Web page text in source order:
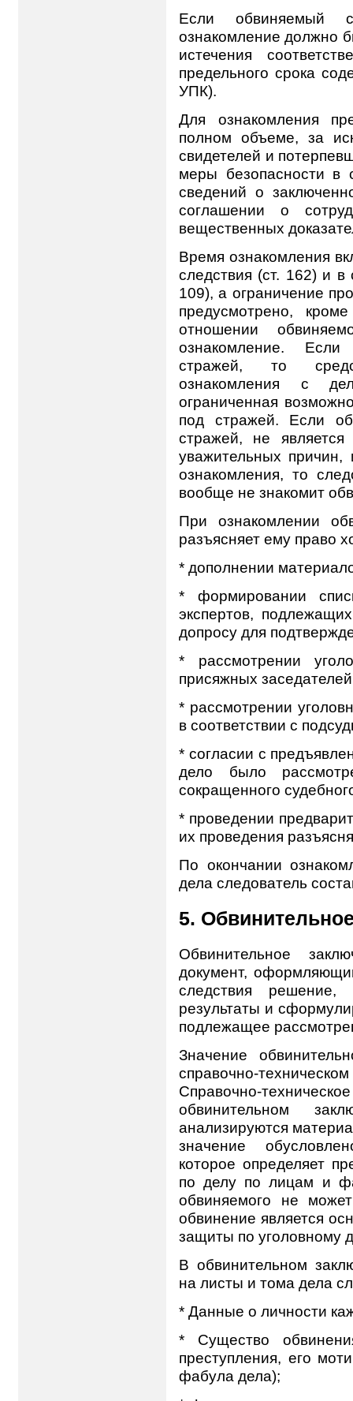
Если обвиняемый
ознакомление должно
истечения
предельного срока
УПК).
Для ознакомления
полном объеме, за
свидетелей и
меры безопасности в
сведений о
соглашении о
вещественных
Время ознакомления
следствия (ст. 162) и
109), а ограничение
предусмотрено,
отношении
ознакомление.
стражей, то
ознакомления с
ограниченная
под стражей. Если
стражей, не
уважительных
ознакомления, то
вообще не знакомит
При ознакомлении
разъясняет ему право
* дополнении
* формировании
экспертов,
допросу для
* рассмотрении
присяжных
* рассмотрении
в соответствии с
* согласии с
дело было
сокращенного
* проведении
их проведения
По окончании
дела следователь
5.
Обвинительное
документ,
следствия
результаты и
подлежащее
Значение
справочно-
Справочно-
обвинительном
анализируются
значение
которое определяет
по делу по лицам и
обвиняемого не
обвинение является
защиты по уголовному
В обвинительном
на листы и тома дела
* Данные о личности
* Существо
преступления, его
фабула дела);